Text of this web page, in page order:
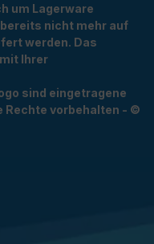
um Lagerware
nicht mehr auf
werden. Das
Ihrer
sind eingetragene
Rechte vorbehalten - ©